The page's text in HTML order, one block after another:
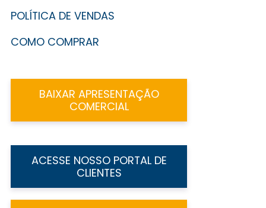
POLÍTICA DE VENDAS
COMO COMPRAR
BAIXAR APRESENTAÇÃO
COMERCIAL
ACESSE NOSSO PORTAL DE
CLIENTES